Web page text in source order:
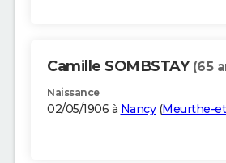
Camille SOMBSTAY (65
Naissance
02/05/1906 à Nancy(Meurthe-